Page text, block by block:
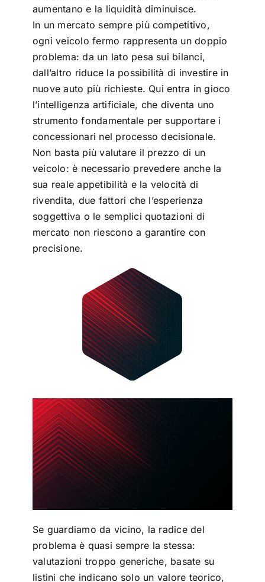
aumentano e la liquidità diminuisce.
In un mercato sempre più competitivo,
ogni veicolo fermo rappresenta un doppio
problema: da un lato pesa sui bilanci,
dall’altro riduce la possibilità di investire in
nuove auto più richieste. Qui entra in gioco
l’intelligenza artificiale, che diventa uno
strumento fondamentale per supportare i
concessionari nel processo decisionale.
Non basta più valutare il prezzo di un
veicolo: è necessario prevedere anche la
sua reale appetibilità e la velocità di
rivendita, due fattori che l’esperienza
soggettiva o le semplici quotazioni di
mercato non riescono a garantire con
precisione.
Se guardiamo da vicino, la radice del
problema è quasi sempre la stessa:
valutazioni troppo generiche, basate su
listini che indicano solo un valore teorico,